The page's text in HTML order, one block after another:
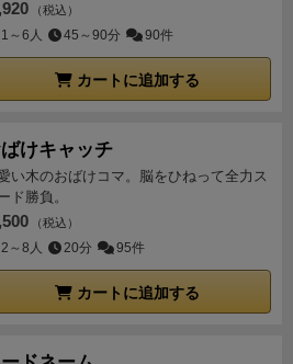
（税込）
1～6人 45～90分 90件
カートに追加する
けキャッチ
い木のおばけコマ。脳をひねって全力ス
ド勝負。
（税込）
2～8人 20分 95件
カートに追加する